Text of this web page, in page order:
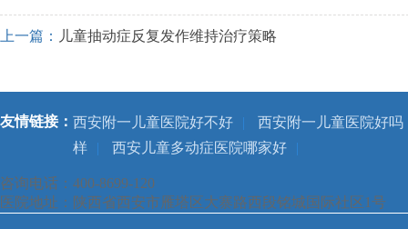
上一篇： 儿童抽动症反复发作维持治疗策略
友情链接： 西安附一儿童医院好不好 |
西安附一儿童医院好吗
样
| 西安儿童多动症医院哪家好 |
咨询电话：400-8699-120
医院地址：陕西省西安市雁塔区大寨路西段铭城国际社区1号